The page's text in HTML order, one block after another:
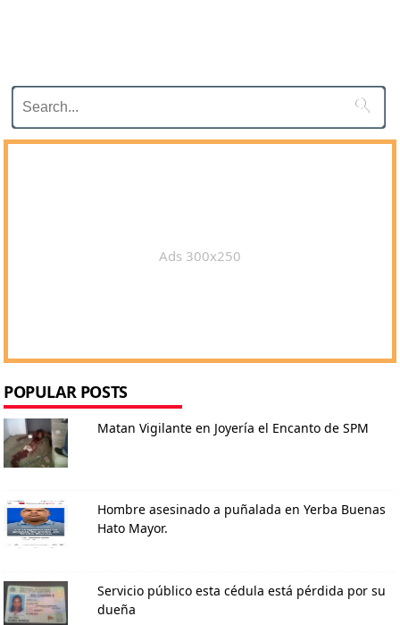

Ads 300x250
POPULAR POSTS
Matan Vigilante en Joyería el Encanto de SPM
Hombre asesinado a puñalada en Yerba Buenas
Hato Mayor.
Servicio público esta cédula está pérdida por su
dueña